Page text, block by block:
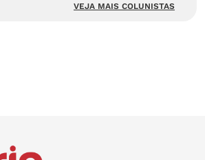
VEJA MAIS COLUNISTAS